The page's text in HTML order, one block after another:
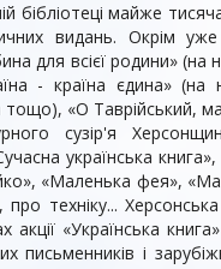
бібліотеці майже
ви­дань. Окрім
для всієї родини» (на
- країна єдина» (на
тощо), «О Таврійський,
сузір'я
українська
«Малень­ка фея»,
про техніку...
«Українська
письменників і